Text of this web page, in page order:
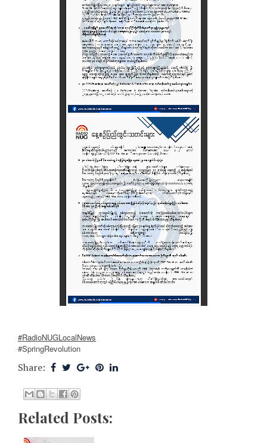
#RadioNUGLocalNews
#SpringRevolution
Share:
Related Posts: